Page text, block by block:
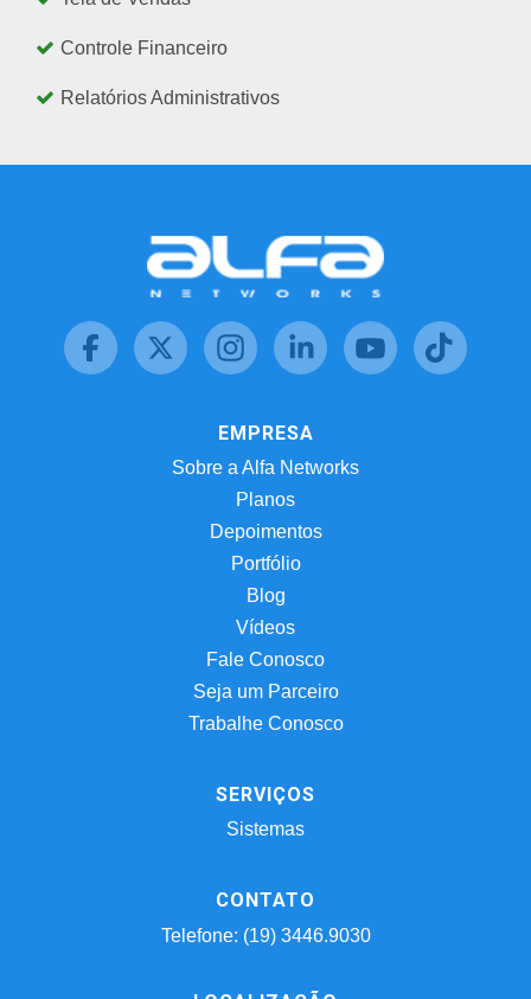
Controle Financeiro
Relatórios Administrativos
EMPRESA
Sobre a Alfa Networks
Planos
Depoimentos
Portfólio
Blog
Vídeos
Fale Conosco
Seja um Parceiro
Trabalhe Conosco
SERVIÇOS
Sistemas
CONTATO
Telefone: (19) 3446.9030